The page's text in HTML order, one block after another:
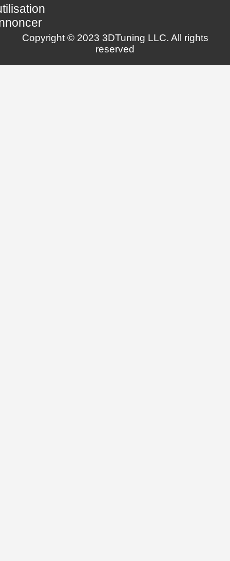
Copyright © 2023 3DTuning LLC. All rights
reserved